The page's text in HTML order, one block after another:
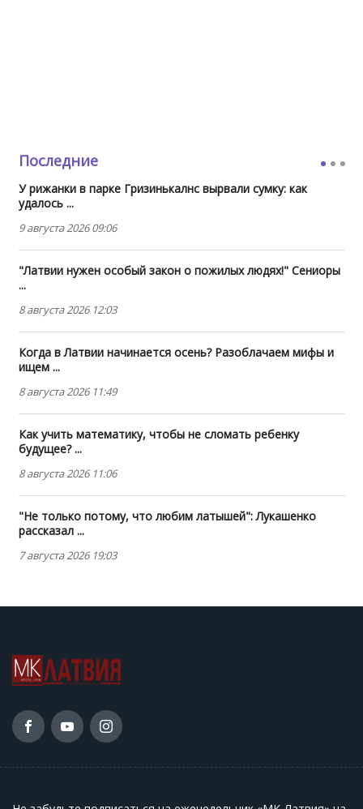
Последние
У рижанки в парке Гризинькалнс вырвали сумку: как
удалось ...
9 августа 2026 09:06
"Латвии нужен особый закон о пожилых людях!" Сениоры
...
8 августа 2026 12:03
Когда в Латвии начинается осень? Разоблачаем мифы и
ищем ...
8 августа 2026 11:49
Как учить математику, чтобы не сломать ребенку
будущее? ...
8 августа 2026 11:06
"Не только потому, что любим латышей": Лукашенко
рассказал ...
7 августа 2026 19:03